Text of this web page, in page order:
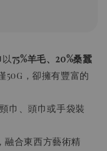
以75%羊毛、20%桑蠶
50g，卻擁有豐富的
巾、頭巾或手袋裝
融合東西方藝術精